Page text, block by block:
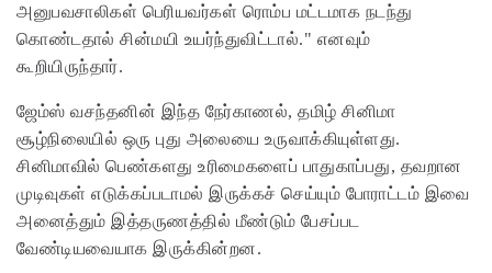
அனுபவசாலிகள் பெரியவர்கள் ரொம்ப மட்டமாக நடந்து
கொண்டதால் சின்மயி உயர்ந்துவிட்டால்." எனவும்
கூறியிருந்தார்.
ஜேம்ஸ் வசந்தனின் இந்த நேர்காணல், தமிழ் சினிமா
சூழ்நிலையில் ஒரு புது அலையை உருவாக்கியுள்ளது.
சினிமாவில் பெண்களது உரிமைகளைப் பாதுகாப்பது, தவறான
முடிவுகள் எடுக்கப்படாமல் இருக்கச் செய்யும் போராட்டம் இவை
அனைத்தும் இத்தருணத்தில் மீண்டும் பேசப்பட
வேண்டியவையாக இருக்கின்றன.